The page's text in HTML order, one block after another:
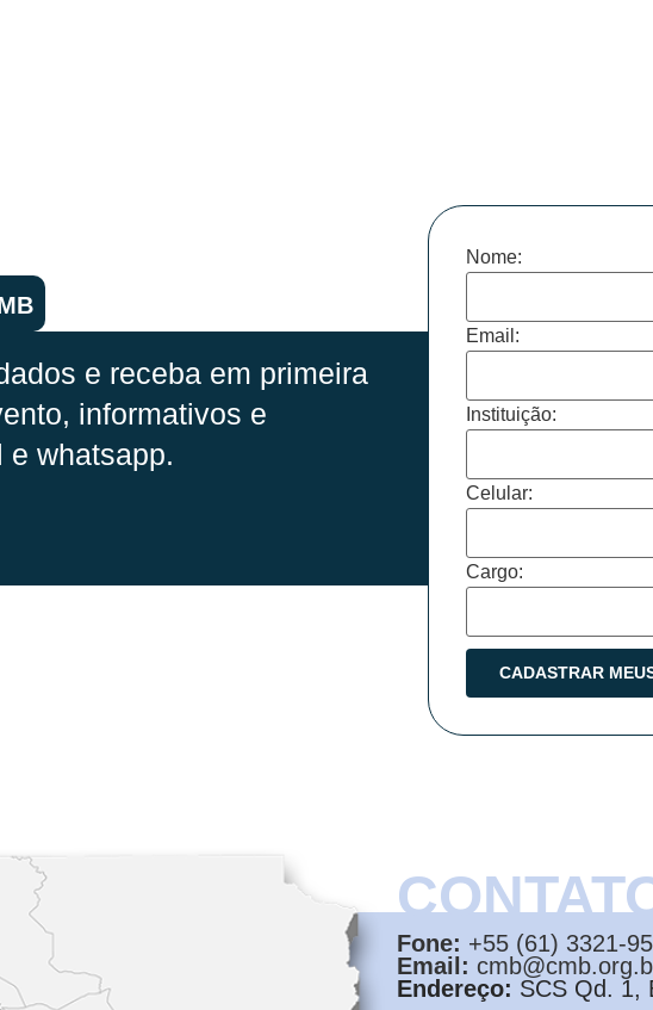
e receba em primeira
informativos e
whatsapp.
Nome:
Email:
Instituição:
Celular:
Cargo:
Fone: +55 (61) 3321-
Email:
Endereço: SCS Qd. 1,